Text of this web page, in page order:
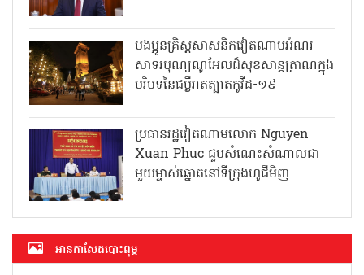
បងប្អូនគ្រិស្តសាសនិកវៀតណាមអំណរ
សាទរបុណ្យណូអែលដ៏សុខសាន្តត្រាណក្នុង
បរិបទនៃជម្ងឺរាតត្បាតកូវីដ-១៩
ប្រធានរដ្ឋវៀតណាមលោក Nguyen
Xuan Phuc ជួបសំណេះសំណាលជា
មួយម្ចាស់ឆ្នោតនៅទីក្រុងហូជីមិញ
អាន​កាសែត​បោះពុម្ភ